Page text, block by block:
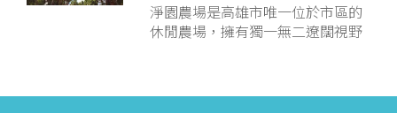
淨園農場是高雄市唯一位於市區的
休閒農場，擁有獨一無二遼闊視野